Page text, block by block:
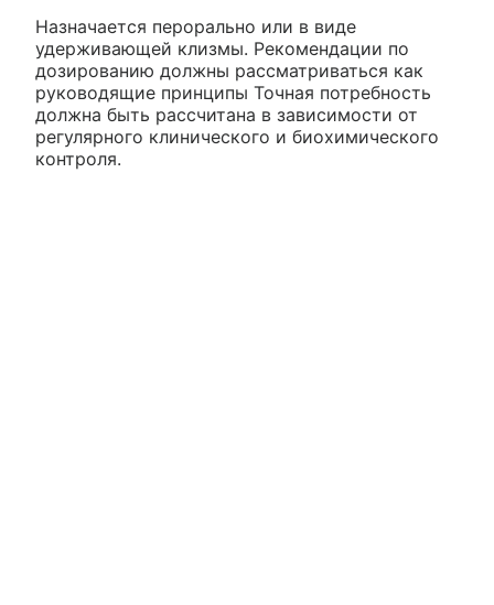
Назначается перорально или в виде
удерживающей клизмы. Рекомендации по
дозированию должны рассматриваться как
руководящие принципы Точная потребность
должна быть рассчитана в зависимости от
регулярного клинического и биохимического
контроля.